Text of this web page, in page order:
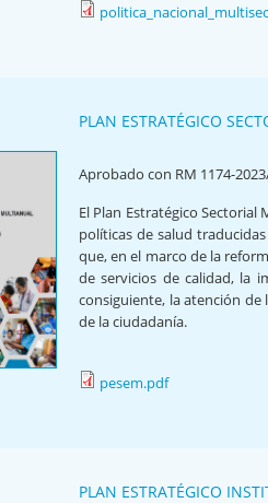
PLAN ESTRATÉGICO
Aprobado con RM 1174-
El Plan Estratégico
políticas de salud
que, en el marco de la
de servicios de calidad, la
consiguiente, la atención de
de la ciudadanía.
pesem.pdf
PLAN ESTRATÉGICO